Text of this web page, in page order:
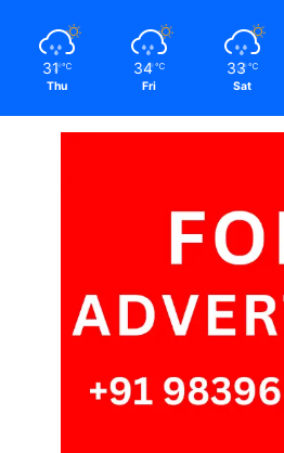
31 ℃
Thu
34 ℃
Fri
33 ℃
Sat